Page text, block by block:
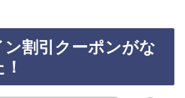
割引クーポンがな